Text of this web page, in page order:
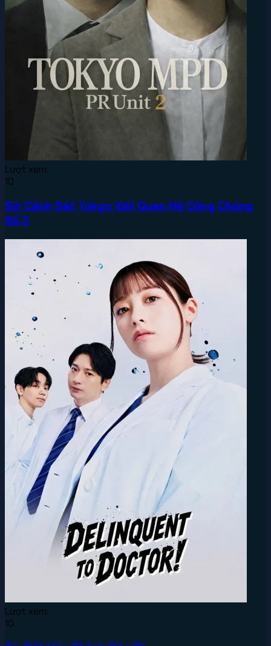
Lượt xem:
10
Sở Cảnh Sát Tokyo: Đội Quan Hệ Công Chúng
Số 2
Lượt xem:
10